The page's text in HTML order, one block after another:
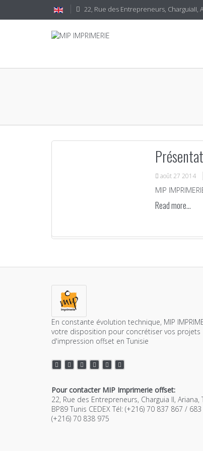
22, Rue des Entrepreneurs, CharguiaII,
août 27 2014
MIP
Read more...
En constante évolution technique, MIP
votre disposition pour concrétiser vos projets
d'impression offset en Tunisie
Pour contacter MIP Imprimerie offset:
22, Rue des Entrepreneurs, Charguia II, Ariana,
BP89 Tunis CEDEX Tél: (+216) 70 837 867 / 683
(+216) 70 838 975